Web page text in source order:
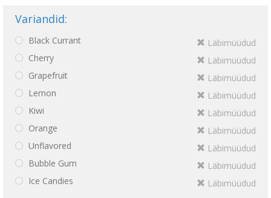
Variandid:
Black Currant
Läbimüüdud
Cherry
Läbimüüdud
Grapefruit
Läbimüüdud
Lemon
Läbimüüdud
Kiwi
Läbimüüdud
Orange
Läbimüüdud
Unflavored
Läbimüüdud
Bubble Gum
Läbimüüdud
Ice Candies
Läbimüüdud